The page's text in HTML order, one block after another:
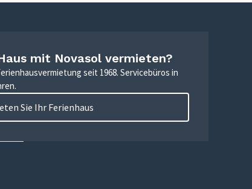
mit Novasol vermieten?
seit 1968. Servicebüros in
Sie Ihr Ferienhaus